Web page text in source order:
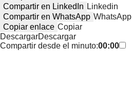
Compartir en LinkedIn Linkedin
Compartir en WhatsApp WhatsApp
Copiar enlace Copiar
DescargarDescargar
Compartir desde el minuto:00:00